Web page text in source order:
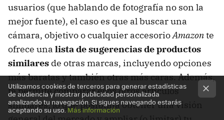
usuarios (que hablando de fotografía no son la
mejor fuente), el caso es que al buscar una
cámara, objetivo o cualquier accesorioAmazonte
ofrece una lista de sugerencias de productos
similares de otras marcas, incluyendo opciones
más baratas y también otras más caras. Además,
te permite comparar esos otros artículos
similares, lo que posibilita obtener una visión
Utilizamos cookies de terceros para generar estadísticas
de audiencia y mostrar publicidad personalizada
analizando tu navegación. Si sigues navegando estarás
aceptando su uso.Más información